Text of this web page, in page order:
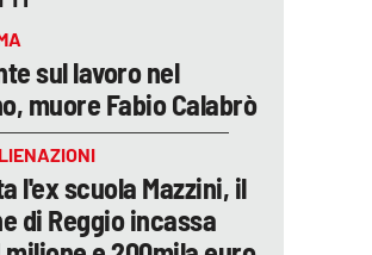
sul lavoro nel
muore Fabio Calabrò
l'ex scuola Mazzini, il
di Reggio incassa